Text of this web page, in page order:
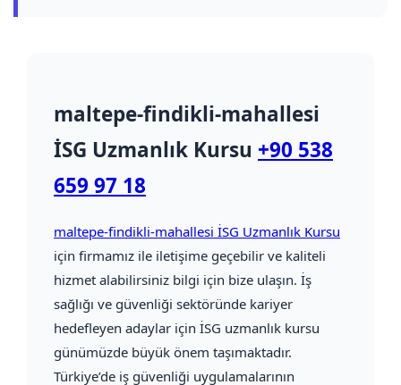
maltepe-findikli-mahallesi
İSG Uzmanlık Kursu +90 538
659 97 18
maltepe-findikli-mahallesi İSG Uzmanlık Kursu
için firmamız ile iletişime geçebilir ve kaliteli
hizmet alabilirsiniz bilgi için bize ulaşın. İş
sağlığı ve güvenliği sektöründe kariyer
hedefleyen adaylar için İSG uzmanlık kursu
günümüzde büyük önem taşımaktadır.
Türkiye’de iş güvenliği uygulamalarının